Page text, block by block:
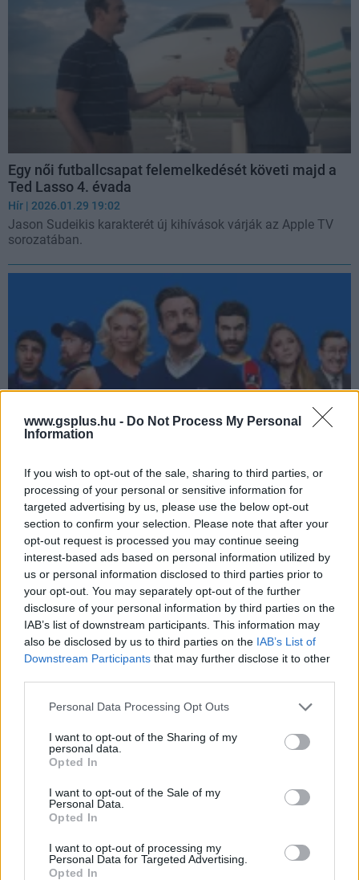
www.gsplus.hu - Do Not Process My Personal
Information
If you wish to opt-out of the sale, sharing to third parties, or
processing of your personal or sensitive information for
targeted advertising by us, please use the below opt-out
section to confirm your selection. Please note that after your
opt-out request is processed you may continue seeing
interest-based ads based on personal information utilized by
us or personal information disclosed to third parties prior to
your opt-out. You may separately opt-out of the further
disclosure of your personal information by third parties on the
IAB’s list of downstream participants. This information may
also be disclosed by us to third parties on the IAB’s List of
Downstream Participants that may further disclose it to other
Please note that this website/app uses one or more Google
not limited to your visit or usage behaviour. You may click to
grant or deny consent to Google and its third-party tags to
use your data for below specified purposes in below Google
consent section.
Personal Data Processing Opt Outs
I want to opt-out of the Sharing of my
personal data.
Opted In
I want to opt-out of the Sale of my
Personal Data.
Opted In
I want to opt-out of processing my
Personal Data for Targeted Advertising.
Opted In
Egy női futballcsapat felemelkedését követi majd a
Ted Lasso 4. évada
Hír | 2026.01.29 19:02
Jason Sudeikis karakterét új kihívások várják az Apple TV
sorozatában.
Hivatalos: a 4. évaddal folytatódik a Ted Lasso
| 2025.03.14 14:55
Ismét szurkolhatunk az AFC Richmond győzelméért.
2023 legjobb Amazon és Apple tartalmai - Gen V-től
| 2024.02.03 14:05
Miután a többi streamingszolgáltató válogatásait letudtuk,
Apple TV+ tavalyi kínálatából is.